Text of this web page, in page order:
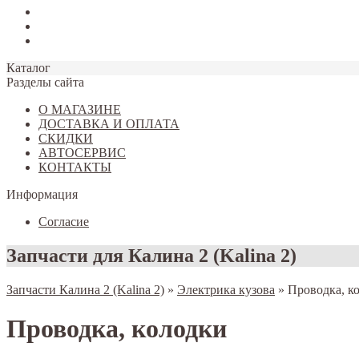
Каталог
Разделы сайта
О МАГАЗИНЕ
ДОСТАВКА И ОПЛАТА
СКИДКИ
АВТОСЕРВИС
КОНТАКТЫ
Информация
Согласие
Запчасти для Калина 2 (Kalina 2)
Запчасти Калина 2 (Kalina 2) » Электрика кузова » Проводка,
Проводка, колодки